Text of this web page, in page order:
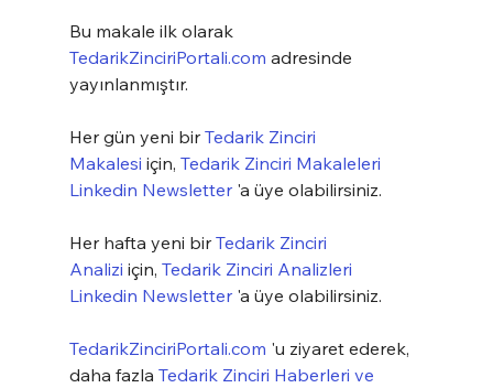
Bu makale ilk olarak
TedarikZinciriPortali.com adresinde
yayınlanmıştır.
Her gün yeni bir Tedarik Zinciri
Makalesi için, Tedarik Zinciri Makaleleri
Linkedin Newsletter 'a üye olabilirsiniz.
Her hafta yeni bir Tedarik Zinciri
Analizi için, Tedarik Zinciri Analizleri
Linkedin Newsletter 'a üye olabilirsiniz.
TedarikZinciriPortali.com 'u ziyaret ederek,
daha fazla Tedarik Zinciri Haberleri ve